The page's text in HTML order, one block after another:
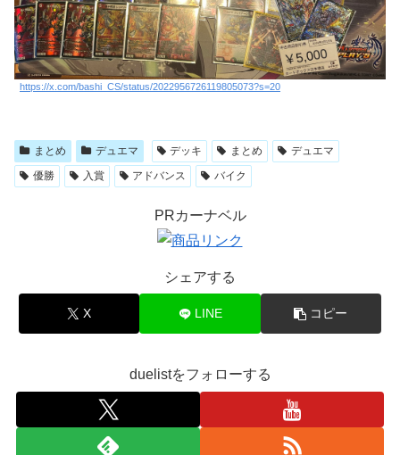
https://x.com/bashi_CS/status/2022956726119805073?s=20
まとめ デュエマ デッキ まとめ
デュエマ
優勝
入賞 アドバンス バイク
PRカーナベル
シェアする
X LINE コピー
duelistをフォローする